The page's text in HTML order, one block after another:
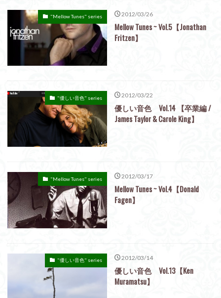
"Mellow Tunes" series 2012/03/26
Mellow Tunes ~ Vol.5【Jonathan
Fritzen】
"優しい音色" series 2012/03/22
優しい音色 Vol.14 【卒業編 /
James Taylor & Carole King】
"Mellow Tunes" series 2012/03/17
Mellow Tunes ~ Vol.4【Donald
Fagen】
"優しい音色" series 2012/03/14
優しい音色 Vol.13【Ken
Muramatsu】